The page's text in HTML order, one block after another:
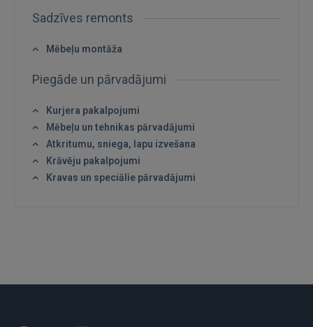
Sadzīves remonts
Mēbeļu montāža
Piegāde un pārvadājumi
Kurjera pakalpojumi
Mēbeļu un tehnikas pārvadājumi
Atkritumu, sniega, lapu izvešana
Krāvēju pakalpojumi
Kravas un speciālie pārvadājumi